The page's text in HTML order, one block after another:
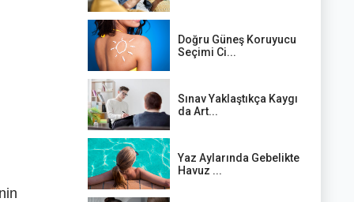
Doğru Güneş Koruyucu
Seçimi Ci...
Sınav Yaklaştıkça Kaygı
da Art...
Yaz Aylarında Gebelikte
Havuz ...